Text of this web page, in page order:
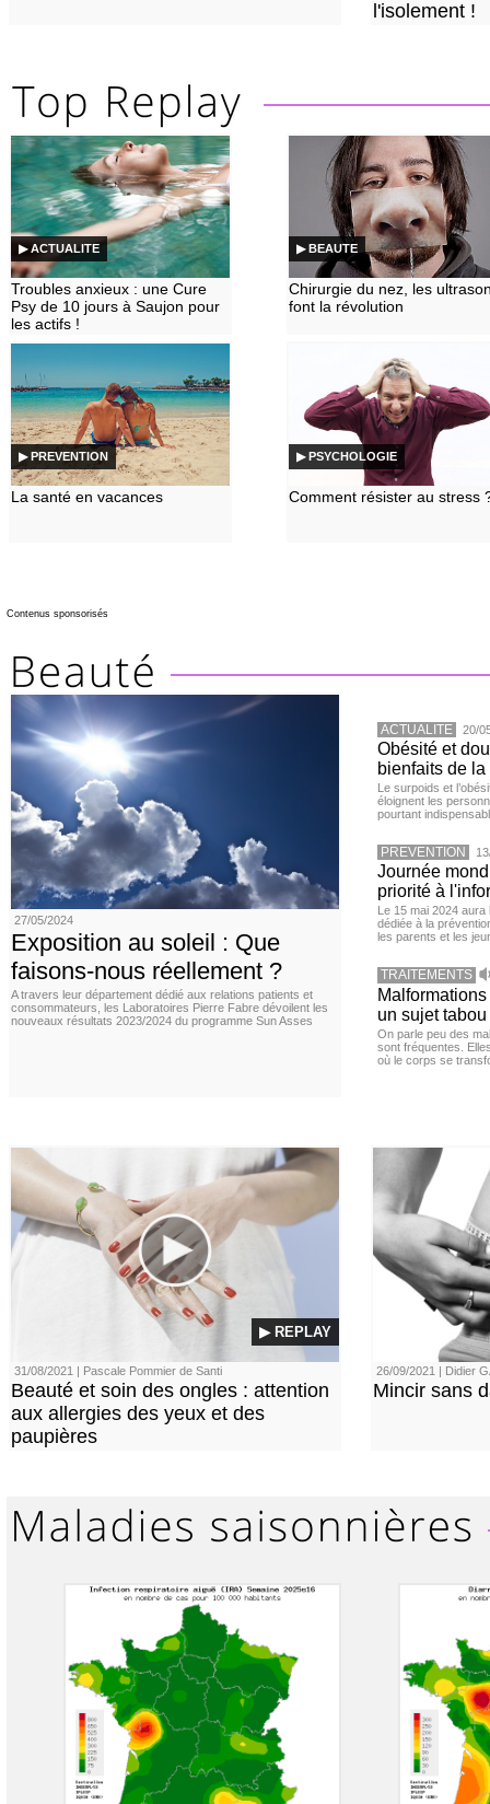
l'isolement !
▶ ACTUALITE
Troubles anxieux : une Cure
Psy de 10 jours à Saujon pour
les actifs !
▶ BEAUTE
Chirurgie du nez, les
font la révolution
▶ PREVENTION
La santé en vacances
▶ PSYCHOLOGIE
Comment résister au stress
Contenus sponsorisés
27/05/2024
Exposition au soleil : Que
faisons-nous réellement ?
A travers leur département dédié aux relations patients et
consommateurs, les Laboratoires Pierre Fabre dévoilent les
nouveaux résultats 2023/2024 du programme Sun Asses
ACTUALITE 20/
Obésité et
bienfaits de
Le surpoids et
éloignent les
pourtant
PREVENTION
Journée
priorité à
Le 15 mai 2024 aura
dédiée à la
les parents et les
TRAITEMENTS
un sujet tabou
On parle peu des
sont fréquentes.
où le corps se
▶ REPLAY
31/08/2021 | Pascale Pommier de Santi
Beauté et soin des ongles : attention
aux allergies des yeux et des
paupières
26/09/2021 | Didier
Mincir sans